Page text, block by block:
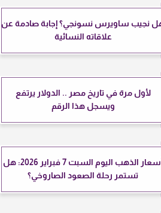
نجيب ساويرس نسونجي؟ إجابة صادمة عن
علاقاته النسائية
لأول مرة في تاريخ مصر .. الدولار يرتفع
ويسجل هذا الرقم
أسعار الذهب اليوم السبت 7 فبراير 2026: هل
تستمر رحلة الصعود الصاروخي؟